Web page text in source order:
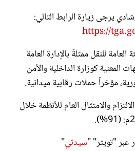
يرجى زيارة الرابط التالي:
https://
للنقل ممثلةً بالإدارة العامة
المعنية كوزارة الداخلية والأمن
مؤخراً حملات رقابية ميدانية.
والامتثال العام للأنظمة خلال
عبر "تويتر" "سيدتي"